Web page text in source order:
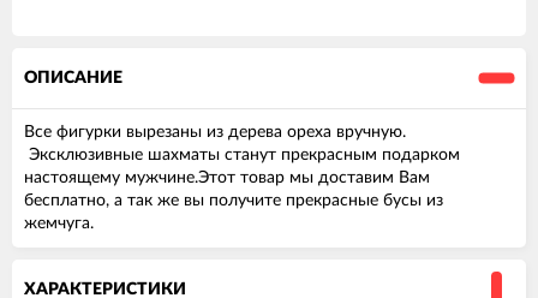
ОПИСАНИЕ
Все фигурки вырезаны из дерева ореха вручную.
Эксклюзивные шахматы станут прекрасным подарком
настоящему мужчине.Этот товар мы доставим Вам
бесплатно, а так же вы получите прекрасные бусы из
жемчуга.
ХАРАКТЕРИСТИКИ